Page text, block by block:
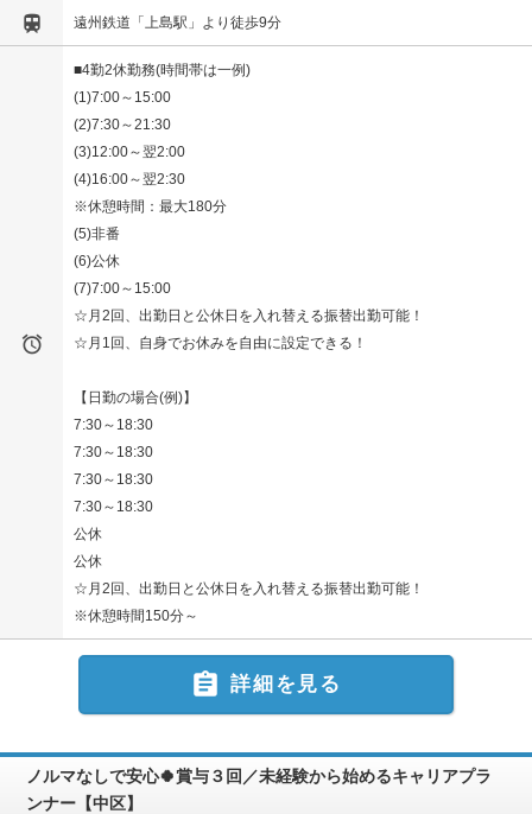
 遠州鉄道「上島駅」より徒歩9分

■4勤2休勤務(時間帯は一例)
(1)7:00～15:00
(2)7:30～21:30
(3)12:00～翌2:00
(4)16:00～翌2:30
※休憩時間：最大180分
(5)非番
(6)公休
(7)7:00～15:00
☆月2回、出勤日と公休日を入れ替える振替出勤可能！
☆月1回、自身でお休みを自由に設定できる！
【日勤の場合(例)】
7:30～18:30
7:30～18:30
7:30～18:30
7:30～18:30
公休
公休
☆月2回、出勤日と公休日を入れ替える振替出勤可能！
※休憩時間150分～
 詳細を見る
ノルマなしで安心🍀賞与３回／未経験から始めるキャリアプラ
ンナー【中区】